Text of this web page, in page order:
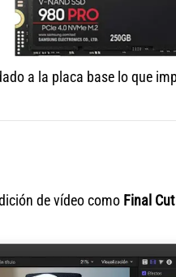
a la placa base lo que
de vídeo como Final